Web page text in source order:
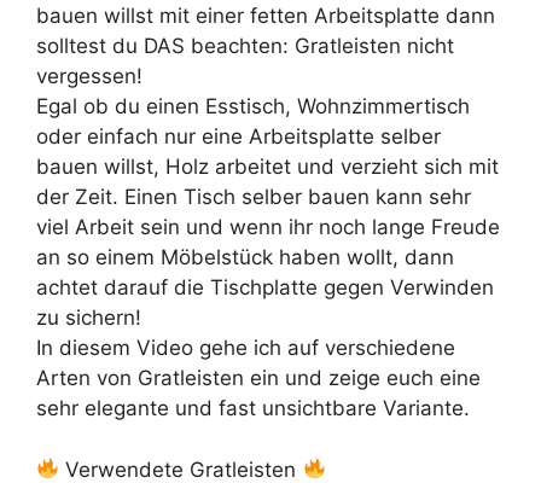
bauen willst mit einer fetten Arbeitsplatte dann
solltest du DAS beachten: Gratleisten nicht
vergessen!
Egal ob du einen Esstisch, Wohnzimmertisch
oder einfach nur eine Arbeitsplatte selber
bauen willst, Holz arbeitet und verzieht sich mit
der Zeit. Einen Tisch selber bauen kann sehr
viel Arbeit sein und wenn ihr noch lange Freude
an so einem Möbelstück haben wollt, dann
achtet darauf die Tischplatte gegen Verwinden
zu sichern!
In diesem Video gehe ich auf verschiedene
Arten von Gratleisten ein und zeige euch eine
sehr elegante und fast unsichtbare Variante.
Verwendete Gratleisten